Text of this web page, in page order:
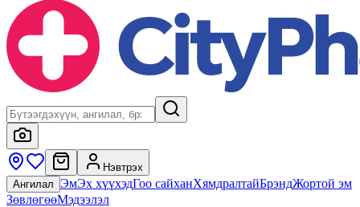
Нэвтрэх
Ангилал ЭмЭх хүүхэдГоо сайханХямдралтайБрэндЖортой эм
ЗөвлөгөөМэдээлэл